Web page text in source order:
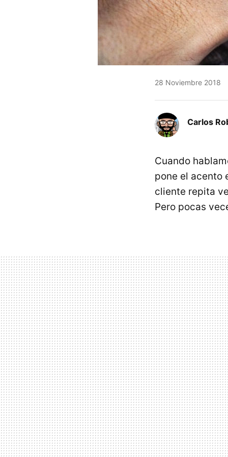
28 Noviembre 2018
Carlos
Cuando
pone el acento
cliente repita
Pero pocas